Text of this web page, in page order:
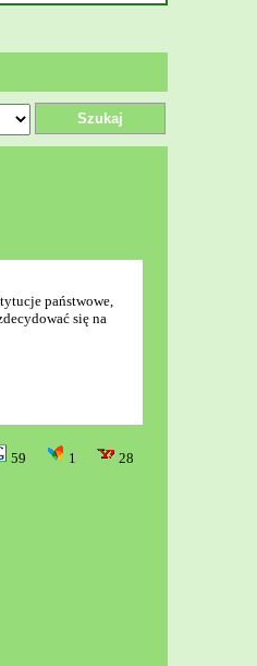
Szukaj
państwowe,
się na
59 1 28